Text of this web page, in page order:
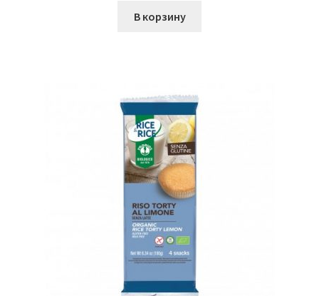
В корзину